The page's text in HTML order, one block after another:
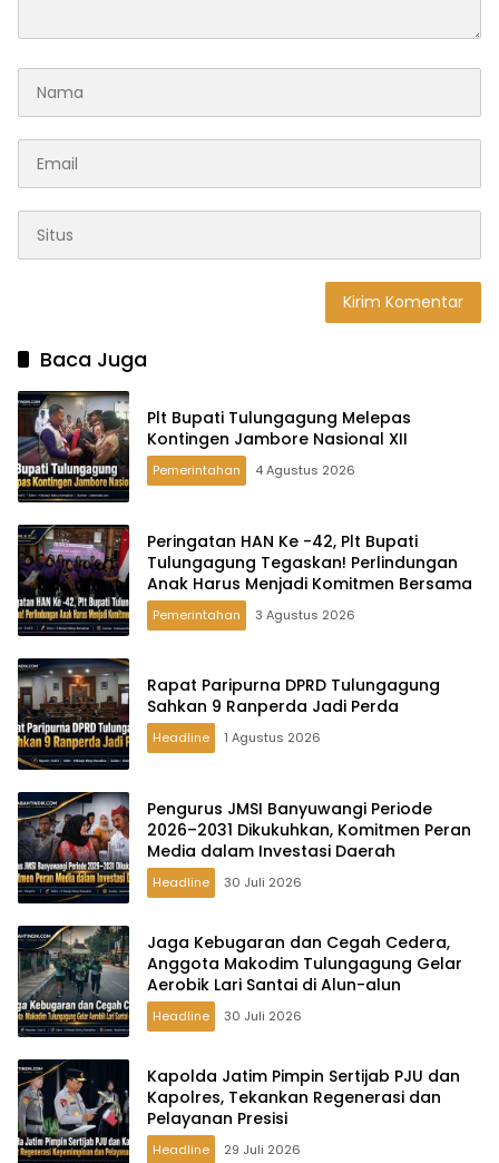
Baca Juga
Plt Bupati Tulungagung Melepas
Kontingen Jambore Nasional XII
Pemerintahan 4 Agustus 2026
Peringatan HAN Ke -42, Plt Bupati
Tulungagung Tegaskan! Perlindungan
Anak Harus Menjadi Komitmen Bersama
Pemerintahan 3 Agustus 2026
Rapat Paripurna DPRD Tulungagung
Sahkan 9 Ranperda Jadi Perda
Headline 1 Agustus 2026
Pengurus JMSI Banyuwangi Periode
2026–2031 Dikukuhkan, Komitmen Peran
Media dalam Investasi Daerah
Headline 30 Juli 2026
Jaga Kebugaran dan Cegah Cedera,
Anggota Makodim Tulungagung Gelar
Aerobik Lari Santai di Alun-alun
Headline 30 Juli 2026
Kapolda Jatim Pimpin Sertijab PJU dan
Kapolres, Tekankan Regenerasi dan
Pelayanan Presisi
Headline 29 Juli 2026